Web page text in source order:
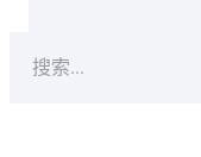
搜索...